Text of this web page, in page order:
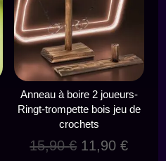
Anneau à boire 2 joueurs-
Ringt-trompette bois jeu de
crochets
15,90€ Le
11,90€Le